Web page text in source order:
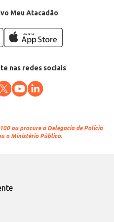
Meu Atacadão
nas redes sociais
ou procure a Delegacia de Polícia
o Ministério Público.